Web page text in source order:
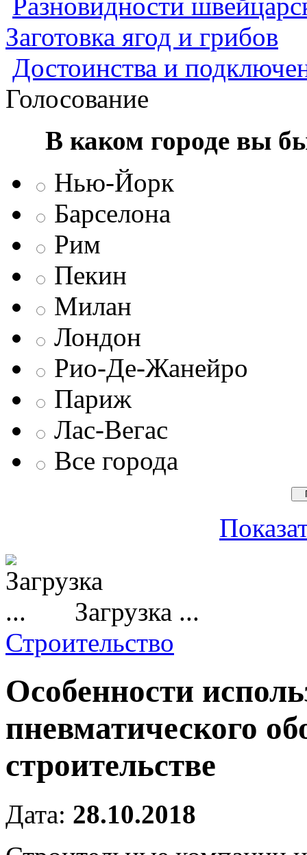
Заготовка ягод и грибов
Достоинства и
Голосование
В каком городе вы
Нью-Йорк
Барселона
Рим
Пекин
Милан
Лондон
Рио-Де-Жанейро
Париж
Лас-Вегас
Все города
Загрузка ...
Строительство
Особенности
пневматического
строительстве
Дата: 28.10.2018